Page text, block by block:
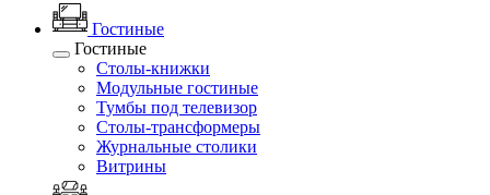
Гостиные
Гостиные
Столы-книжки
Модульные гостиные
Тумбы под телевизор
Столы-трансформеры
Журнальные столики
Витрины